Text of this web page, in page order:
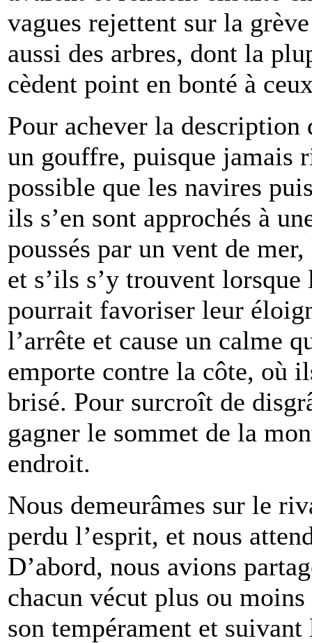
vagues rejettent sur la
aussi des arbres, dont la
cèdent point en bonté à
Pour achever la description
un gouffre, puisque jamais
possible que les navires
ils s’en sont approchés à
poussés par un vent de
et s’ils s’y trouvent
pourrait favoriser leur
l’arrête et cause un calme
emporte contre la côte, où
brisé. Pour surcroît de
gagner le sommet de la
endroit.
Nous demeurâmes sur le
perdu l’esprit, et nous
D’abord, nous avions
chacun vécut plus ou
son tempérament et